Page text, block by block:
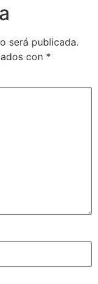
será publicada.
con *